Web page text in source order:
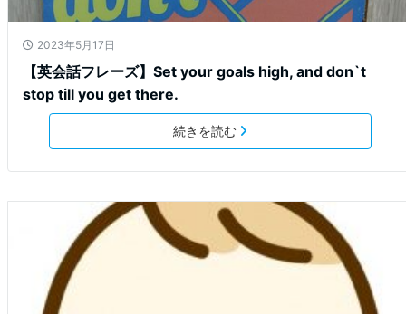
2023年5月17日
【英会話フレーズ】Set your goals high, and don`t
stop till you get there.
続きを読む